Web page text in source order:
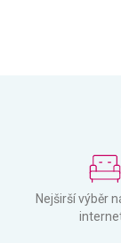
Nejširší výběr